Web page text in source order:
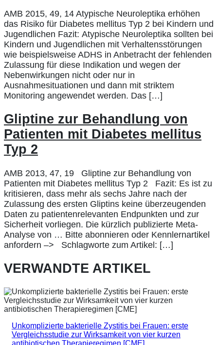
AMB 2015, 49, 14 Atypische Neuroleptika erhöhen
das Risiko für Diabetes mellitus Typ 2 bei Kindern und
Jugendlichen Fazit: Atypische Neuroleptika sollten bei
Kindern und Jugendlichen mit Verhaltensstörungen
wie beispielsweise ADHS in Anbetracht der fehlenden
Zulassung für diese Indikation und wegen der
Nebenwirkungen nicht oder nur in
Ausnahmesituationen und dann mit striktem
Monitoring angewendet werden. Das […]
Gliptine zur Behandlung von
Patienten mit Diabetes mellitus
Typ 2
AMB 2013, 47, 19 Gliptine zur Behandlung von
Patienten mit Diabetes mellitus Typ 2 Fazit: Es ist zu
kritisieren, dass mehr als sechs Jahre nach der
Zulassung des ersten Gliptins keine überzeugenden
Daten zu patientenrelevanten Endpunkten und zur
Sicherheit vorliegen. Die kürzlich publizierte Meta-
Analyse von … Bitte abonnieren oder Kennlernartikel
anfordern –> Schlagworte zum Artikel: […]
VERWANDTE ARTIKEL
Unkomplizierte bakterielle Zystitis bei Frauen: erste
Vergleichsstudie zur Wirksamkeit von vier kurzen
antibiotischen Therapieregimen [CME]